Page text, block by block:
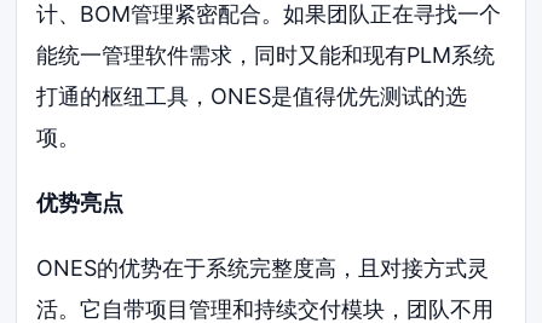
计、BOM管理紧密配合。如果团队正在寻找一个
能统一管理软件需求，同时又能和现有PLM系统
打通的枢纽工具，ONES是值得优先测试的选
项。
优势亮点
ONES的优势在于系统完整度高，且对接方式灵
活。它自带项目管理和持续交付模块，团队不用